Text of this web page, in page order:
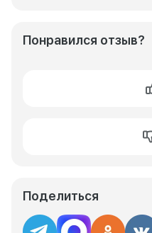
Понравился отзыв?
Поделиться